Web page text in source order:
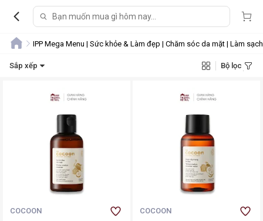
IPP Mega Menu | Sức khỏe & Làm đẹp | Chăm sóc da mặt | Làm
Sắp xếp Bộ lọc
COCOON COCOON